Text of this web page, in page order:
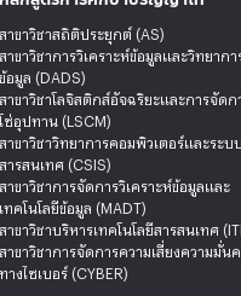
สาขาวิชาสถิติประยุกต์ (AS)
สาขาวิชาการวิเคราะห์ข้อมูลและวิทยากา
ข้อมูล (DADS)
สาขาวิชาโลจิสติกส์อัจฉริยะและการจัดก
ซ่อุปทาน (LSCM)
สาขาวิชาวิทยาการคอมพิวเตอร์และระบบ
สารสนเทศ (CSIS)
สาขาวิชาการจัดการวิเคราะห์ข้อมูลและ
เทคโนโลยีข้อมูล (MADT)
สาขาวิชาบริหารเทคโนโลยีสารสนเทศ
สาขาวิชาการจัดการความเสี่ยงความมั่นค
ทางไซเบอร์ (CYBER)